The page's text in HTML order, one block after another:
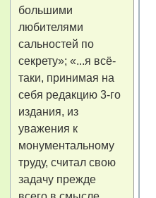
большими
любителями
сальностей по
секрету»; «...я всё-
таки, принимая на
себя редакцию 3-го
издания, из
уважения к
монументальному
труду, считал свою
задачу прежде